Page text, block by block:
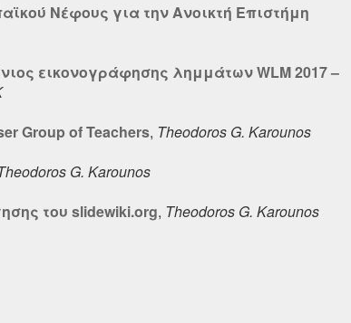
Νέφους για την Ανοικτή Επιστήμη
εικονογράφησης λημμάτων WLM 2017 –
Group of Teachers, Theodoros G. Karounos
G. Karounos
του slidewiki.org, Theodoros G. Karounos